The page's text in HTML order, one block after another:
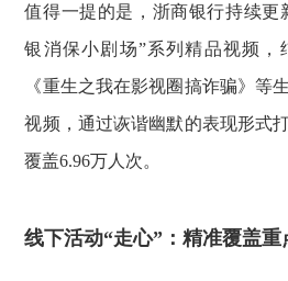
值得一提的是，浙商银行持续更
银消保小剧场”系列精品视频，
《重生之我在影视圈搞诈骗》等
视频，通过诙谐幽默的表现形式
覆盖6.96万人次。
线下活动“走心”：精准覆盖重